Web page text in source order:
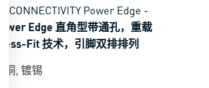
MTCONNECTIVITY Power Edge -
Power Edge 直角型带通孔，重载
Press-Fit 技术，引脚双排排列
黄铜, 镀锡